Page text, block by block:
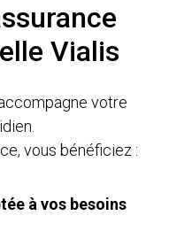
Vialis
votre
vous bénéficiez :
à vos besoins